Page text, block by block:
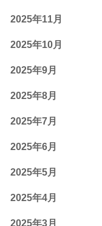
2025年11月
2025年10月
2025年9月
2025年8月
2025年7月
2025年6月
2025年5月
2025年4月
2025年3月